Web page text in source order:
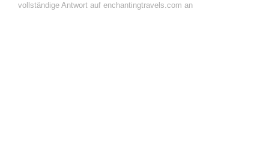
vollständige Antwort auf enchantingtravels.com an